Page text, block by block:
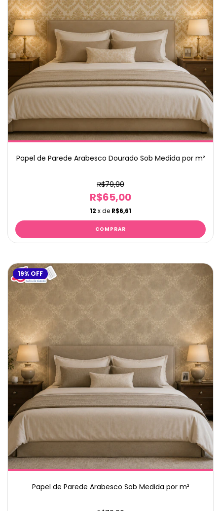
Papel de Parede Arabesco Dourado Sob Medida por m²
R$79,90
R$65,00
12 x de R$6,61
19% OFF
Papel de Parede Arabesco Sob Medida por m²